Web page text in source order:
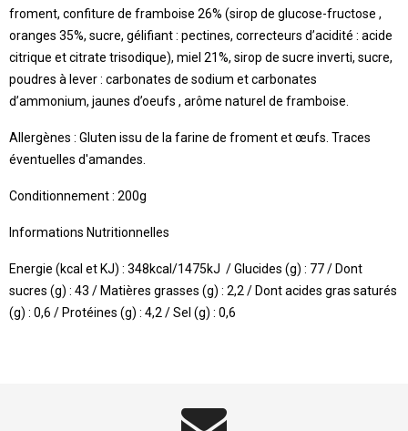
froment, confiture de framboise 26% (sirop de glucose-fructose ,
oranges 35%, sucre, gélifiant : pectines, correcteurs d’acidité : acide
citrique et citrate trisodique), miel 21%, sirop de sucre inverti, sucre,
poudres à lever : carbonates de sodium et carbonates
d’ammonium, jaunes d’oeufs , arôme naturel de framboise.
Allergènes : Gluten issu de la farine de froment et œufs. Traces
éventuelles d'amandes.
Conditionnement : 200g
Informations Nutritionnelles
Energie (kcal et KJ) : 348kcal/1475kJ / Glucides (g) : 77 / Dont
sucres (g) : 43 / Matières grasses (g) : 2,2 / Dont acides gras saturés
(g) : 0,6 / Protéines (g) : 4,2 / Sel (g) : 0,6